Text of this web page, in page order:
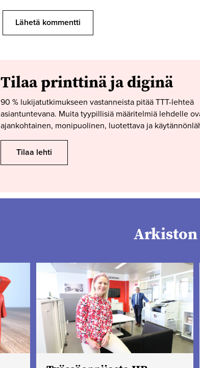
Tilaa printtinä ja diginä
90 % lukijatutkimukseen vastanneista pitää TTT-lehteä
asiantuntevana. Muita tyypillisiä määritelmiä lehdelle
ajankohtainen, monipuolinen, luotettava ja
Tilaa lehti